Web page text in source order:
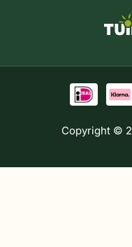
Copyright ©